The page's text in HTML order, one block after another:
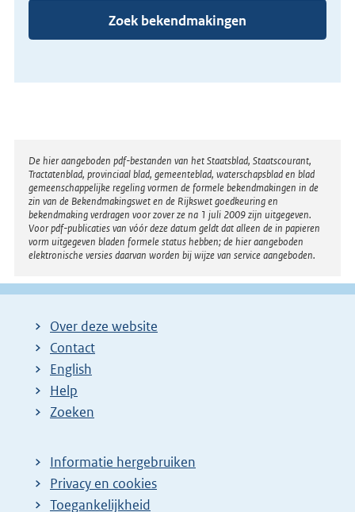
Zoek bekendmakingen
Disclaimer
De hier aangeboden pdf-bestanden van het Staatsblad, Staatscourant,
Tractatenblad, provinciaal blad, gemeenteblad, waterschapsblad en blad
gemeenschappelijke regeling vormen de formele bekendmakingen in de
zin van de Bekendmakingswet en de Rijkswet goedkeuring en
bekendmaking verdragen voor zover ze na 1 juli 2009 zijn uitgegeven.
Voor pdf-publicaties van vóór deze datum geldt dat alleen de in papieren
vorm uitgegeven bladen formele status hebben; de hier aangeboden
elektronische versies daarvan worden bij wijze van service aangeboden.
Over deze website
Contact
English
Help
Zoeken
Informatie hergebruiken
Privacy en cookies
Toegankelijkheid